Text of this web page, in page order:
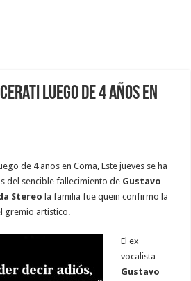
luego de 4 años en
de 4 años en Coma, Este jueves se ha
del sencible fallecimiento de Gustavo
Stereo la familia fue quein confirmo la
gremio artistico.
El ex
vocalista
Gustavo